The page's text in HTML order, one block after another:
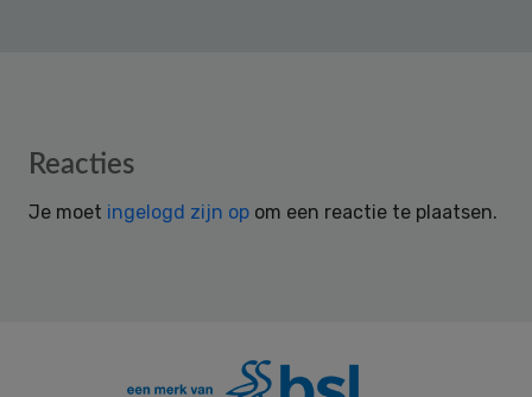
Reader
Reacties
Je moet ingelogd zijn op om een reactie te plaatsen.